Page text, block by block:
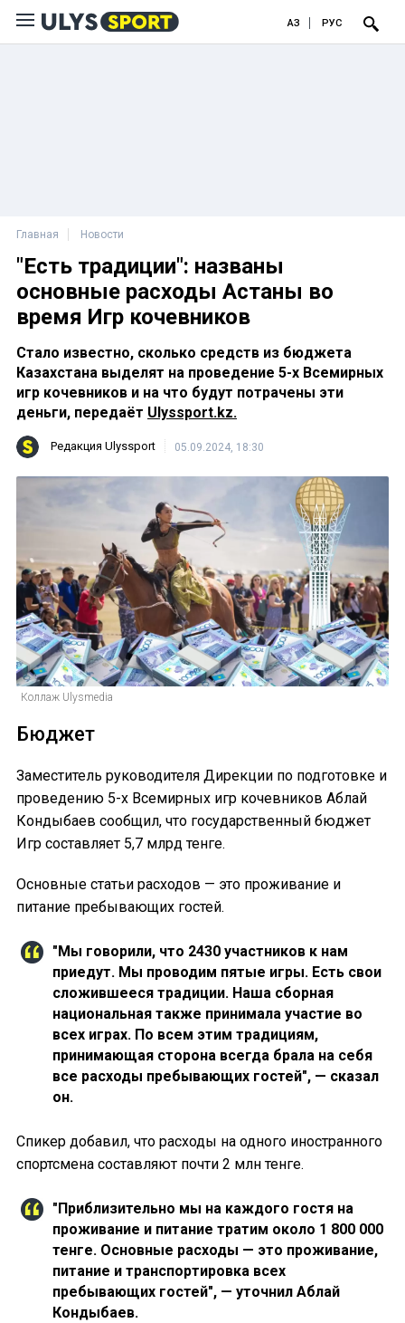
ҚАЗ РУС
Главная Новости
"Есть традиции": названы
основные расходы Астаны во
время Игр кочевников
Стало известно, сколько средств из бюджета
Казахстана выделят на проведение 5-х Всемирных
игр кочевников и на что будут потрачены эти
деньги, передаёт Ulyssport.kz.
Редакция Ulyssport 05.09.2024, 18:30
Коллаж Ulysmedia
Бюджет
Заместитель руководителя Дирекции по подготовке и
проведению 5-х Всемирных игр кочевников Аблай
Кондыбаев сообщил, что государственный бюджет
Игр составляет 5,7 млрд тенге.
Основные статьи расходов — это проживание и
питание пребывающих гостей.
"Мы говорили, что 2430 участников к нам
приедут. Мы проводим пятые игры. Есть свои
сложившееся традиции. Наша сборная
национальная также принимала участие во
всех играх. По всем этим традициям,
принимающая сторона всегда брала на себя
все расходы пребывающих гостей", — сказал
он.
Спикер добавил, что расходы на одного иностранного
спортсмена составляют почти 2 млн тенге.
"Приблизительно мы на каждого гостя на
проживание и питание тратим около 1 800 000
тенге. Основные расходы — это проживание,
питание и транспортировка всех
пребывающих гостей", — уточнил Аблай
Кондыбаев.